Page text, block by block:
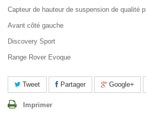
Capteur de hauteur de suspension de qualité
Avant côté gauche
Discovery Sport
Range Rover Evoque
Tweet Partager Google+
Imprimer